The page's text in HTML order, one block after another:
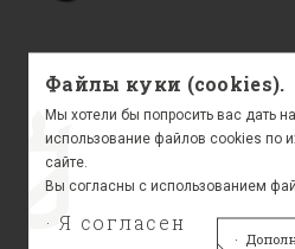
Правовое
Файлы куки (cookies).
Мы хотели бы попросить вас дать
использование файлов cookies по
сайте.
Вы согласны с использованием
Я согласен